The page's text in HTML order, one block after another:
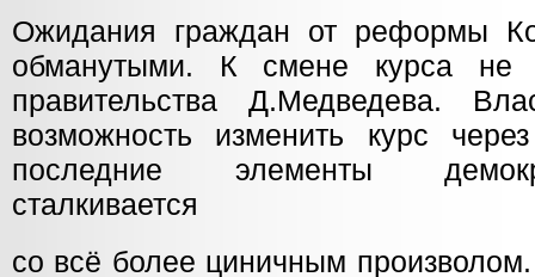
Ожидания граждан от реформы
обманутыми. К смене курса не
правительства Д.Медведева.
возможность изменить курс
последние элементы
сталкивается
со всё более циничным